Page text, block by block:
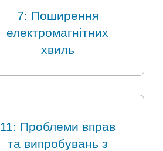
7: Поширення
електромагнітних
хвиль
11: Проблеми вправ
та випробувань з